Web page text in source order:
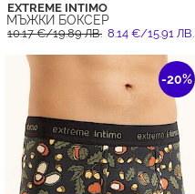
EXTREME INTIMO
МЪЖКИ БОКСЕР
10.17 €/19.89 ЛВ. 8.14 €/15.91 ЛВ.
-20%